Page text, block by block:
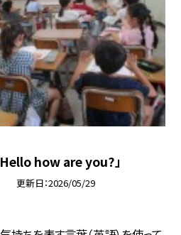
how are you?」
更新日 2026/05/29